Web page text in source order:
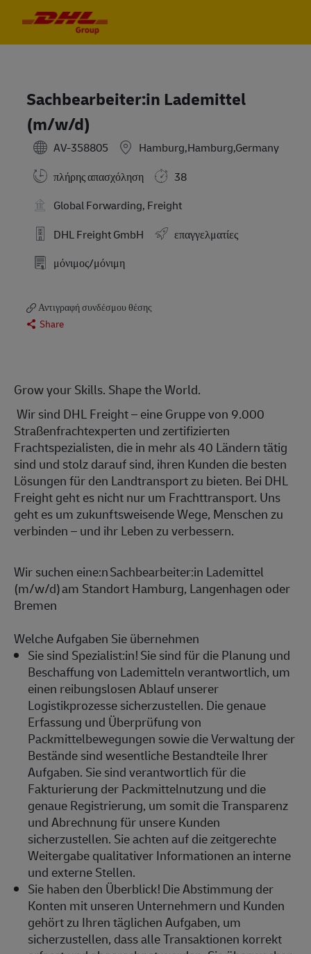
Sachbearbeiter:in Lademittel
(m/w/d)
AV-358805
Hamburg,Hamburg,Germany
πλήρης απασχόληση
38
Global Forwarding, Freight
DHL Freight GmbH
επαγγελματίες
μόνιμος/μόνιμη
Αντιγραφή συνδέσμου θέσης
Share
Grow your Skills. Shape the World.
Wir sind DHL Freight – eine Gruppe von 9.000
Straßenfrachtexperten und zertifizierten
Frachtspezialisten, die in mehr als 40 Ländern tätig
sind und stolz darauf sind, ihren Kunden die besten
Lösungen für den Landtransport zu bieten. Bei DHL
Freight geht es nicht nur um Frachttransport. Uns
geht es um zukunftsweisende Wege, Menschen zu
verbinden – und ihr Leben zu verbessern.
Wir suchen eine:nSachbearbeiter:in Lademittel
(m/w/d)am StandortHamburg, Langenhagen oder
Bremen
Welche Aufgaben Sie übernehmen
Sie sind Spezialist:in!Sie sind für die Planung und
Beschaffung von Lademitteln verantwortlich, um
einen reibungslosen Ablauf unserer
Logistikprozesse sicherzustellen. Die genaue
Erfassung und Überprüfung von
Packmittelbewegungen sowie die Verwaltung der
Bestände sind wesentlicheBestandteile Ihrer
Aufgaben. Sie sind verantwortlich für die
Fakturierung der Packmittelnutzung und die
genaue Registrierung, um somitdie Transparenz
und Abrechnung für unsere Kunden
sicherzustellen. Sie achten auf die zeitgerechte
Weitergabe qualitativer Informationen an interne
und externe Stellen.
Sie haben den Überblick!Die Abstimmung der
Konten mit unseren Unternehmern und Kunden
gehört zu Ihren täglichen Aufgaben, um
sicherzustellen, dass alle Transaktionen korrekt